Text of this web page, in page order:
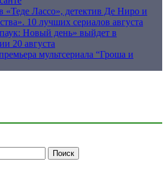
«Теде Лассо», детектив Де Ниро и
10 лучших сериалов августа
Новый день» выйдет в
20 августа
мультсериала “Гроша и